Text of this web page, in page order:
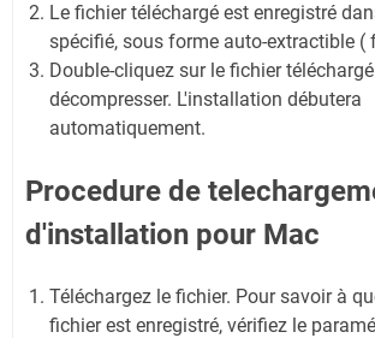
Le fichier téléchargé est enregistré
spécifié, sous forme auto-extractible (
Double-cliquez sur le fichier
décompresser. L'installation débutera
automatiquement.
Procedure de
d'installation pour Mac
Téléchargez le fichier. Pour savoir à
fichier est enregistré, vérifiez le